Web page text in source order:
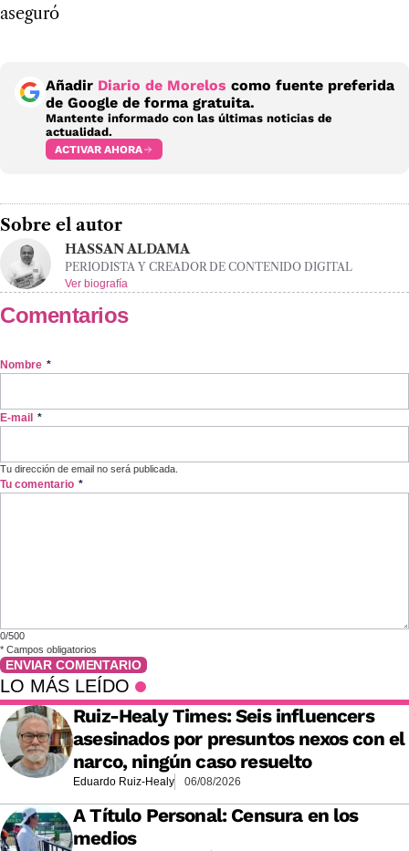
aseguró
Añadir Diario de Morelos como fuente preferida
de Google de forma gratuita.
Mantente informado con las últimas noticias de
actualidad.
ACTIVAR AHORA
Sobre el autor
HASSAN ALDAMA
PERIODISTA Y CREADOR DE CONTENIDO DIGITAL
Ver biografía
Comentarios
Nombre *
E-mail *
Tu dirección de email no será publicada.
Tu comentario *
0/500
* Campos obligatorios
ENVIAR COMENTARIO
LO MÁS LEÍDO
Ruiz-Healy Times: Seis influencers
asesinados por presuntos nexos con el
narco, ningún caso resuelto
Eduardo Ruiz-Healy 06/08/2026
A Título Personal: Censura en los
medios